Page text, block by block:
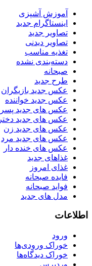
آموزش آشپزی
اینستاگرام جدید
تصاویر جدید
تصاویر دیدنی
تغذیه مناسب
دسته‌بندی نشده
صبحانه
طرح جدید
عکس جدید بازیگران
عکس جدید خواننده
عکس های جدید پسر
عکس های جدید دختر
عکس های جدید زن
عکس های جدید مرد
عکس های خنده دار
غذاهای جدید
غذای امروز
فایده صبحانه
فواید صبحانه
مدل های جدید
اطلاعات
ورود
خوراک ورودی‌ها
خوراک دیدگاه‌ها
وردپرس